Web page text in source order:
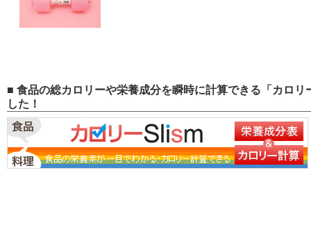
■ 食品の総カロリーや栄養成分を瞬時に計算できる「カロ
した！